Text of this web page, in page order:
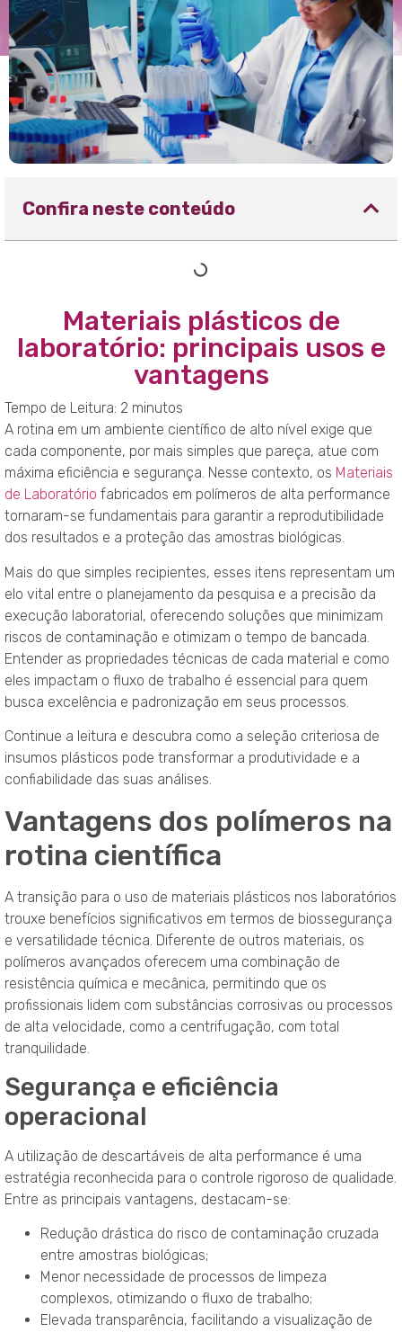
Confira neste conteúdo
Materiais plásticos de
laboratório: principais usos e
vantagens
Tempo de Leitura: 2 minutos
A rotina em um ambiente científico de alto nível exige que
cada componente, por mais simples que pareça, atue com
máxima eficiência e segurança. Nesse contexto, os Materiais
de Laboratório fabricados em polímeros de alta performance
tornaram-se fundamentais para garantir a reprodutibilidade
dos resultados e a proteção das amostras biológicas.
Mais do que simples recipientes, esses itens representam um
elo vital entre o planejamento da pesquisa e a precisão da
execução laboratorial, oferecendo soluções que minimizam
riscos de contaminação e otimizam o tempo de bancada.
Entender as propriedades técnicas de cada material e como
eles impactam o fluxo de trabalho é essencial para quem
busca excelência e padronização em seus processos.
Continue a leitura e descubra como a seleção criteriosa de
insumos plásticos pode transformar a produtividade e a
confiabilidade das suas análises.
Vantagens dos polímeros na
rotina científica
A transição para o uso de materiais plásticos nos laboratórios
trouxe benefícios significativos em termos de biossegurança
e versatilidade técnica . Diferente de outros materiais, os
polímeros avançados oferecem uma combinação de
resistência química e mecânica, permitindo que os
profissionais lidem com substâncias corrosivas ou processos
de alta velocidade, como a centrifugação, com total
tranquilidade
Segurança e eficiência
operacional
A utilização de descartáveis de alta performance é uma
estratégia reconhecida para o controle rigoroso de qualidade.
Entre as principais vantagens, destacam-se:
Redução drástica do risco de contaminação cruzada
entre amostras biológicas;
Menor necessidade de processos de limpeza
complexos, otimizando o fluxo de trabalho;
Elevada transparência, facilitando a visualização de